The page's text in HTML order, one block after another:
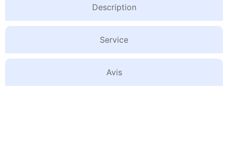
Description
Service
Avis